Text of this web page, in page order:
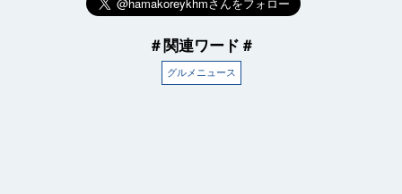
＃関連ワード＃
グルメニュース